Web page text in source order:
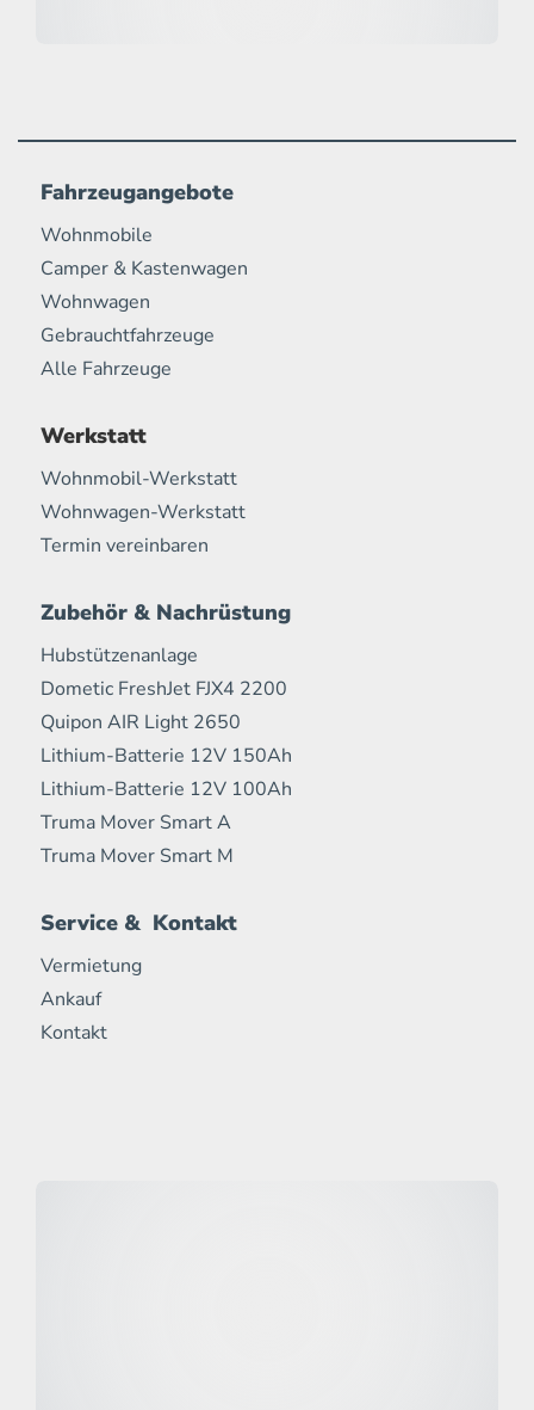
Fahrzeugangebote
Wohnmobile
Camper & Kastenwagen
Wohnwagen
Gebrauchtfahrzeuge
Alle Fahrzeuge
Werkstatt
Wohnmobil-Werkstatt
Wohnwagen-Werkstatt
Termin vereinbaren
Zubehör & Nachrüstung
Hubstützenanlage
Dometic FreshJet FJX4 2200
Quipon AIR Light 2650
Lithium-Batterie 12V 150Ah
Lithium-Batterie 12V 100Ah
Truma Mover Smart A
Truma Mover Smart M
Service & Kontakt
Vermietung
Ankauf
Kontakt